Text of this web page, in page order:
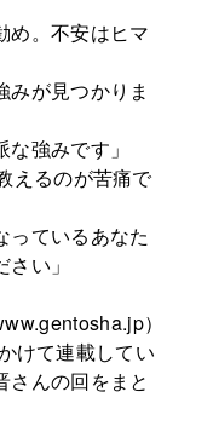
め。不安はヒマ
が見つかりま
強みです」
えるのが苦痛で
っているあなた
い」
）
けて連載してい
さんの回をまと